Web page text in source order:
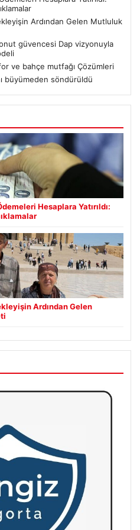
Ardından Gelen Mutluluk
güvencesi Dap vizyonuyla
ve bahçe mutfağı Çözümleri
büyümeden söndürüldü
Hesaplara Yatırıldı:
Ardından Gelen